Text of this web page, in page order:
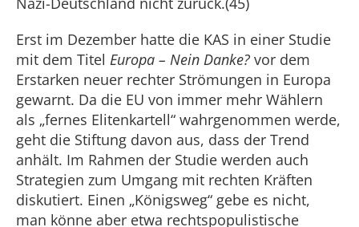
Erst im Dezember hatte die KAS in einer Studie
mit dem Titel Europa – Nein Danke? vor dem
Erstarken neuer rechter Strömungen in Europa
gewarnt. Da die EU von immer mehr Wählern
als „fernes Elitenkartell“ wahrgenommen werde,
geht die Stiftung davon aus, dass der Trend
anhält. Im Rahmen der Studie werden auch
Strategien zum Umgang mit rechten Kräften
diskutiert. Einen „Königsweg“ gebe es nicht,
man könne aber etwa rechtspopulistische